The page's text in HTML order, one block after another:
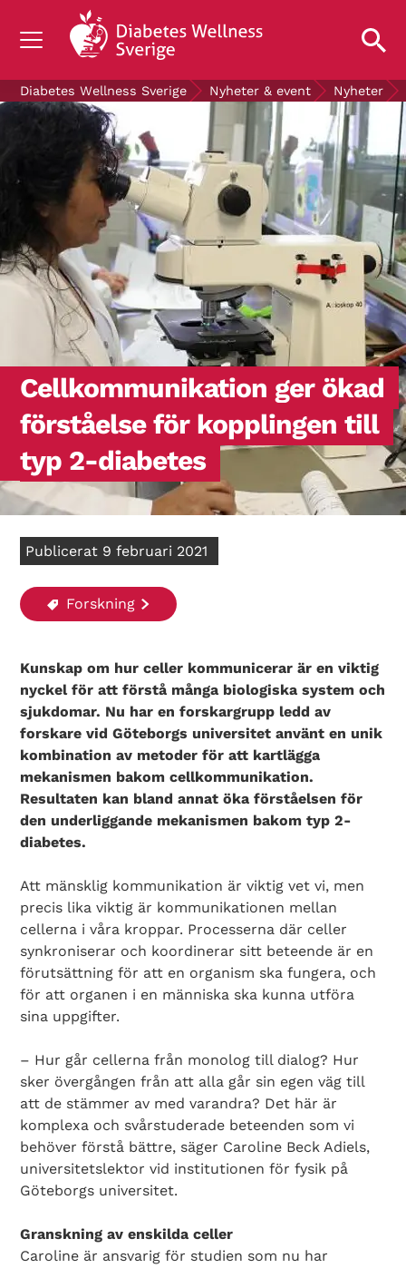
OM DIABETES
STÖD OSS
FORSKNING
NYHETER & EVENT
GRATIS DIABETESPRODUKTER
Blodsockerkollen
Diabetes Wellness Sverige Nyheter & event Nyheter
Cellkommunikation ger ökad
förståelse för kopplingen till
typ 2-diabetes
Publicerat 9 februari 2021
Forskning
Kunskap om hur celler kommunicerar är en viktig
nyckel för att förstå många biologiska system och
sjukdomar. Nu har en forskargrupp ledd av
forskare vid Göteborgs universitet använt en unik
kombination av metoder för att kartlägga
mekanismen bakom cellkommunikation.
Resultaten kan bland annat öka förståelsen för
den underliggande mekanismen bakom typ 2-
diabetes.
Att mänsklig kommunikation är viktig vet vi, men
precis lika viktig är kommunikationen mellan
cellerna i våra kroppar. Processerna där celler
synkroniserar och koordinerar sitt beteende är en
förutsättning för att en organism ska fungera, och
för att organen i en människa ska kunna utföra
sina uppgifter.
– Hur går cellerna från monolog till dialog? Hur
sker övergången från att alla går sin egen väg till
att de stämmer av med varandra? Det här är
komplexa och svårstuderade beteenden som vi
behöver förstå bättre, säger Caroline Beck Adiels,
universitetslektor vid institutionen för fysik på
Göteborgs universitet.
Granskning av enskilda celler
Caroline är ansvarig för studien som nu har